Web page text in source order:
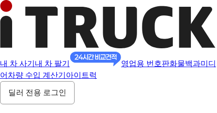
내 차 사기 내 차 팔기 영업용 번호판화물백과미디
어 차량 수입 계산기 아이트럭
딜러 전용 로그인